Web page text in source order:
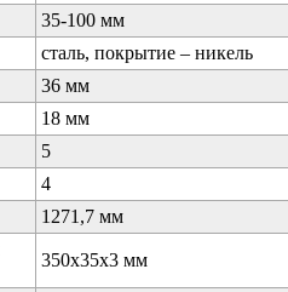
35-100 мм
сталь, покрытие – никель
36 мм
18 мм
5
4
1271,7 мм
350х35х3 мм